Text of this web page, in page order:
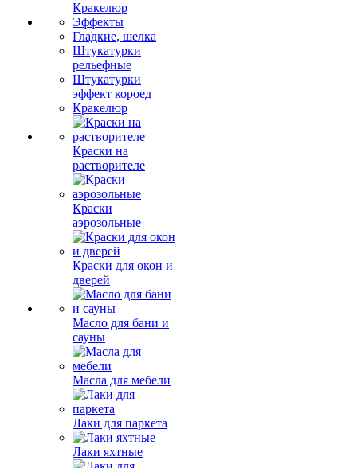
Кракелюр
Эффекты
Гладкие, шелка
Штукатурки
рельефные
Штукатурки
эффект короед
Кракелюр
Краски на
растворителе
Краски
аэрозольные
Краски для окон и
дверей
Масло для бани и
сауны
Масла для мебели
Лаки для паркета
Лаки яхтные